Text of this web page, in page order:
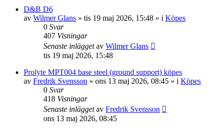
D&B D6
av Wilmer Glans » tis 19 maj 2026, 15:48 » i Köpes
0 Svar
407 Visningar
Senaste inläggetav Wilmer Glans
tis 19 maj 2026, 15:48
Prolyte MPT004 base steel (ground support) köpes
av Fredrik Svensson » ons 13 maj 2026, 08:45 » i Köpes
0 Svar
418 Visningar
Senaste inläggetav Fredrik Svensson
ons 13 maj 2026, 08:45